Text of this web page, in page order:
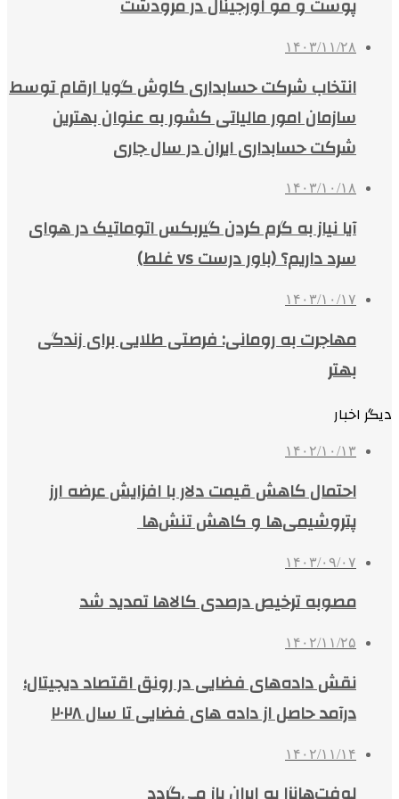
پوست و مو اورجینال در مرودشت
۱۴۰۳/۱۱/۲۸
انتخاب شرکت حسابداری کاوش گویا ارقام توسط
سازمان امور مالیاتی کشور به عنوان بهترین
شرکت حسابداری ایران در سال جاری
۱۴۰۳/۱۰/۱۸
آیا نیاز به گرم کردن گیربکس اتوماتیک در هوای
سرد داریم؟ (باور درست vs غلط)
۱۴۰۳/۱۰/۱۷
مهاجرت به رومانی: فرصتی طلایی برای زندگی
بهتر
دیگر اخبار
۱۴۰۲/۱۰/۱۳
احتمال کاهش قیمت دلار با افزایش عرضه ارز
پتروشیمی‌ها و کاهش تنش‌ها
۱۴۰۳/۰۹/۰۷
مصوبه ترخیص درصدی کالاها تمدید شد
۱۴۰۲/۱۱/۲۵
نقش داده‌های فضایی در رونق اقتصاد دیجیتال؛
درآمد حاصل از داده های فضایی تا سال ۲۰۲۸
۱۴۰۲/۱۱/۱۴